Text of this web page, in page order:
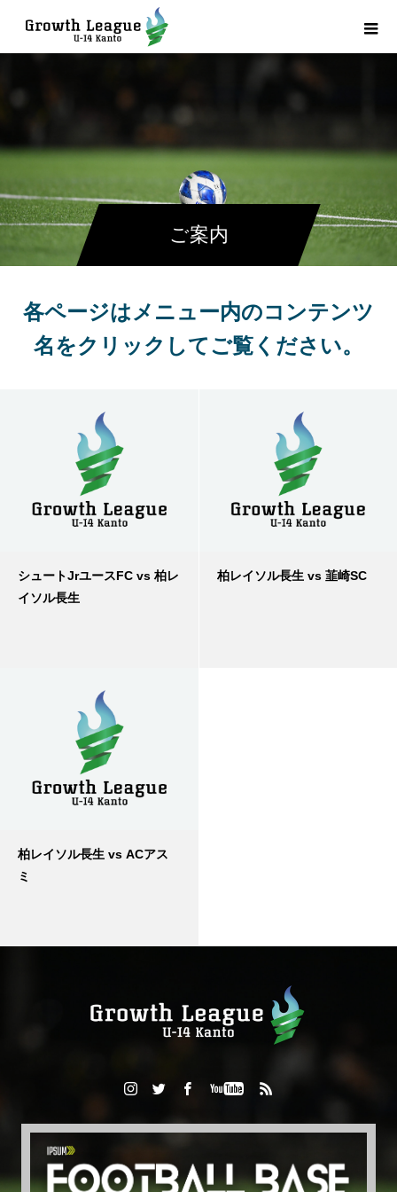
ご案内
各ページはメニュー内のコンテンツ
名をクリックしてご覧ください。
シュートJrユースFC vs 柏レ
イソル長生
柏レイソル長生 vs 韮崎SC
柏レイソル長生 vs ACアス
ミ